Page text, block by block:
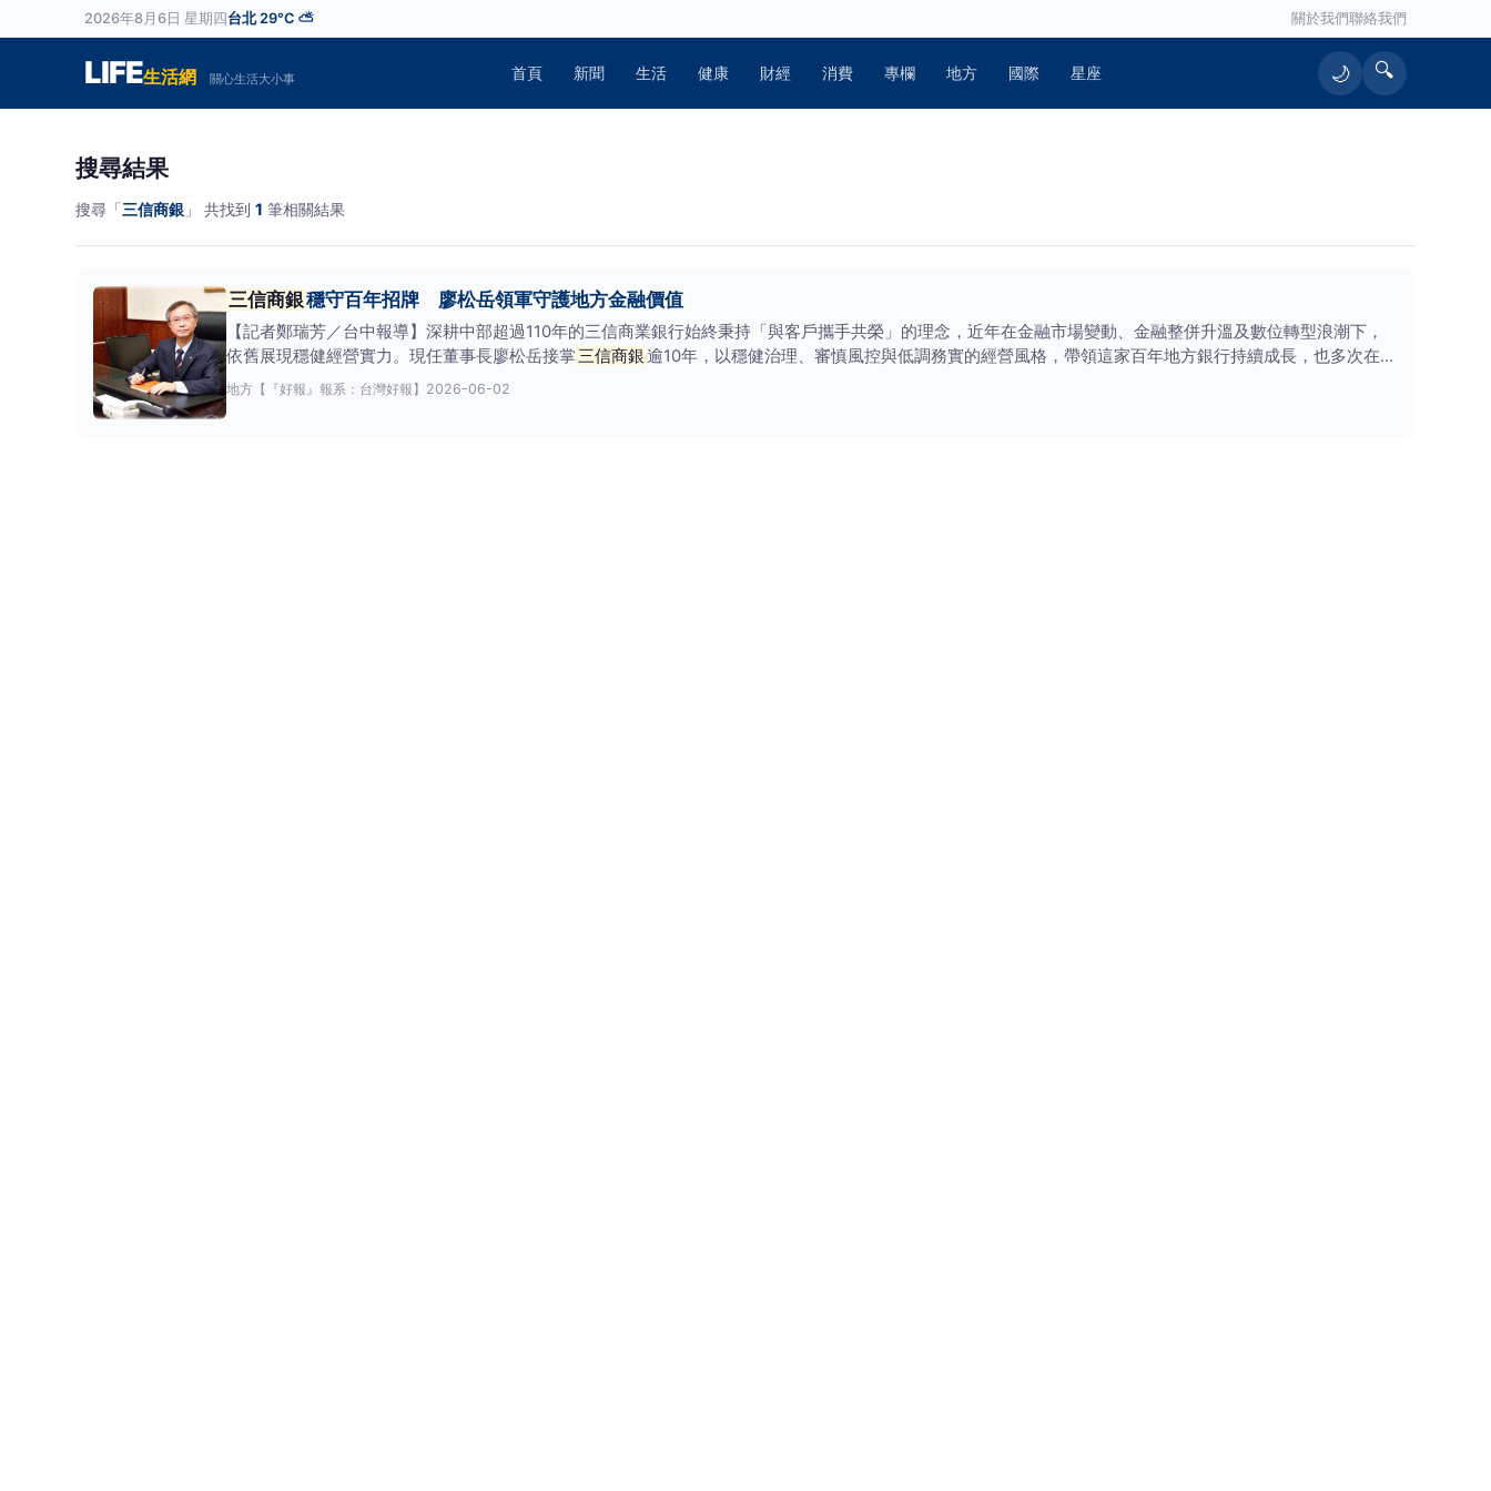
2026年8月6日 星期四 台北 29°C ⛅ 關於我們聯絡我們
LIFE生活網 關心生活大小事 首頁 新聞 生活 健康 財經 消費 專欄 地方 國際 星座 🌙 🔍
搜尋結果
搜尋「三信商銀 」 共找到 1 筆相關結果
三信商銀穩守百年招牌 廖松岳領軍守護地方金融價值
【記者鄭瑞芳／台中報導】深耕中部超過110年的三信商業銀行始終秉持「與客戶攜手共榮」的理念，近年在金融市場變動、金融整併升溫及數位轉型浪潮下，
依舊展現穩健經營實力。現任董事長廖松岳接掌三信商銀逾10年，以穩健治理、審慎風控與低調務實的經營風格，帶領這家百年地方銀行持續成長，也多次在市
場派
地方 【『好報』報系：台灣好報】 2026-06-02